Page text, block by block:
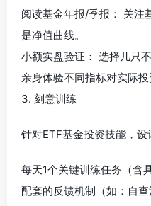
阅读基金年报/季报： 关注
是净值曲线。
小额实盘验证： 选择几只
亲身体验不同指标对实际投
3. 刻意训练
针对ETF基金投资技能，设
每天1个关键训练任务（含
配套的反馈机制（如：自